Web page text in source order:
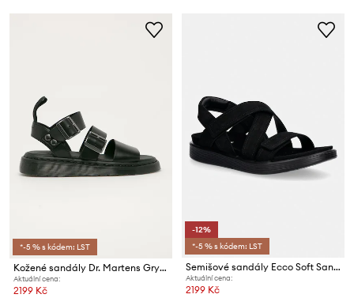
*-5 % s kódem: LST
Kožené sandály Dr. Martens Gryphon
Aktuální cena:
2199 Kč
-12%
*-5 % s kódem: LST
Semišové sandály Ecco Soft Sandal W
Aktuální cena:
2199 Kč